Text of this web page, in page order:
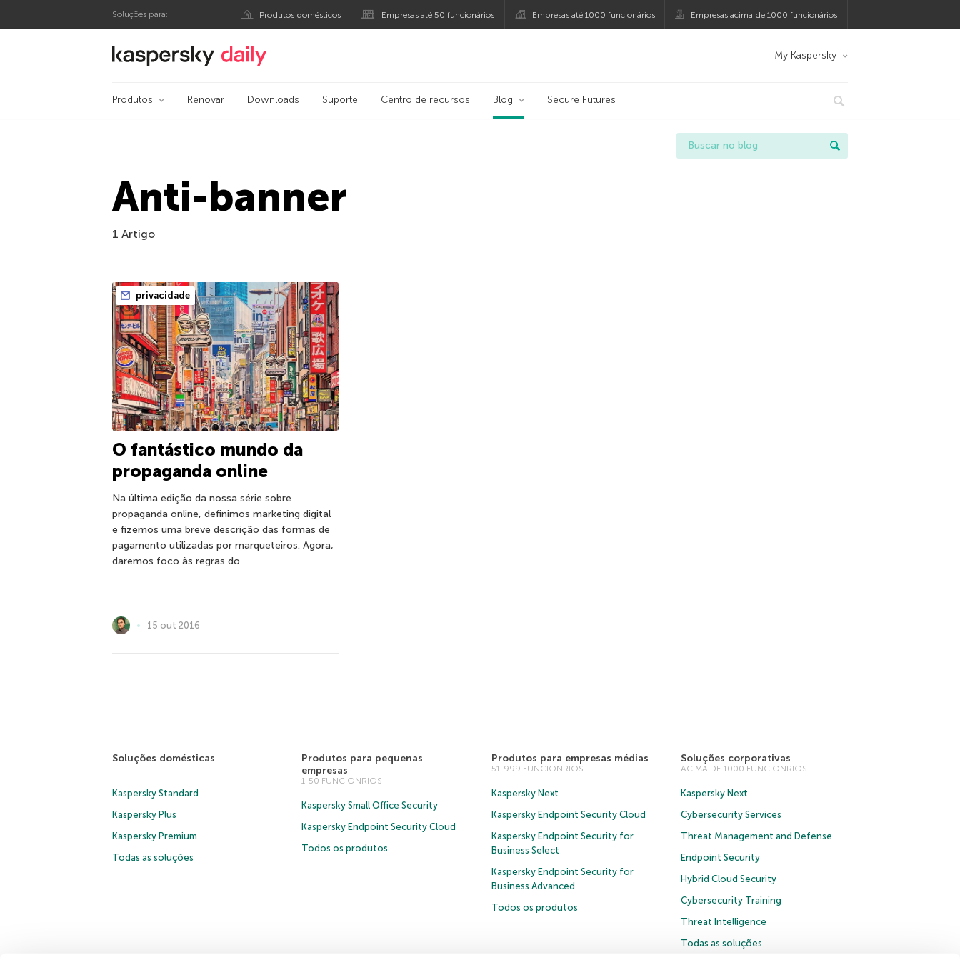
Soluções para: Produtos domésticos Empresas até 50 funcionários Empresas até 1000 funcionários Empresas acima de 1000 funcionários
Blog oficial da Kaspersky My Kaspersky
Produtos Renovar Downloads Suporte Centro de recursos Blog Secure Futures
Anti-banner
1 Artigo
privacidade
O fantástico mundo da
propaganda online
Na última edição da nossa série sobre
propaganda online, definimos marketing digital
e fizemos uma breve descrição das formas de
pagamento utilizadas por marqueteiros. Agora,
daremos foco às regras do
15 out 2016
Soluções domésticas
Kaspersky Standard
Kaspersky Plus
Kaspersky Premium
Todas as soluções
Produtos para pequenas
empresas
1-50 FUNCIONRIOS
Kaspersky Small Office Security
Kaspersky Endpoint Security Cloud
Todos os produtos
Produtos para empresas médias
51-999 FUNCIONRIOS
Kaspersky Next
Kaspersky Endpoint Security Cloud
Kaspersky Endpoint Security for
Business Select
Kaspersky Endpoint Security for
Business Advanced
Todos os produtos
Soluções corporativas
ACIMA DE 1000 FUNCIONRIOS
Kaspersky Next
Cybersecurity Services
Threat Management and Defense
Endpoint Security
Hybrid Cloud Security
Cybersecurity Training
Threat Intelligence
Todas as soluções